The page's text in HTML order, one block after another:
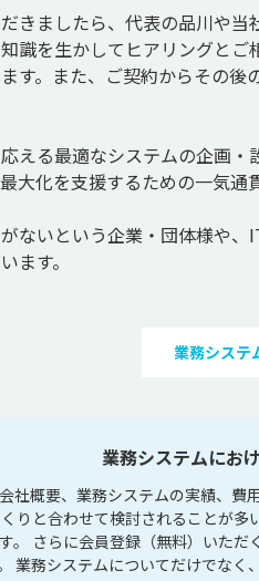
きましたら、代表の品川や
識を生かしてヒアリングと
す。また、ご契約からその
える最適なシステムの企画
大化を支援するための一気通
ないという企業・団体様や
ます。
業務システ
業務システムにお
社概要、業務システムの実績、費
りと合わせて検討されることが
。 さらに会員登録（無料）いた
業務システムについてだけでな